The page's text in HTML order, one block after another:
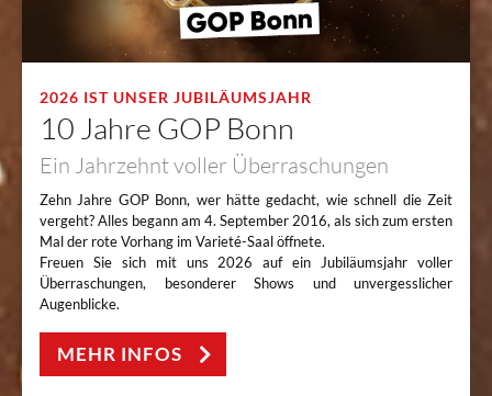
2026 IST UNSER JUBILÄUMSJAHR
10 Jahre GOP Bonn
Ein Jahrzehnt voller Überraschungen
Zehn Jahre GOP Bonn, wer hätte gedacht, wie schnell die Zeit
vergeht? Alles begann am 4. September 2016, als sich zum ersten
Mal der rote Vorhang im Varieté-Saal öffnete.
Freuen Sie sich mit uns 2026 auf ein Jubiläumsjahr voller
Überraschungen, besonderer Shows und unvergesslicher
Augenblicke.
MEHR INFOS